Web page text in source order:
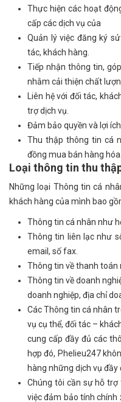
Thực hiện các hoạt
cấp các dịch vụ của
Quản lý việc đăng ký
tác, khách hàng.
Tiếp nhận thông tin,
nhằm cải thiện chất
Liên hệ với đối tác,
trợ dịch vụ.
Đảm bảo quyền và lợi
Thu thập thông tin cá
đồng mua bán hàng hóa.
Loại thông tin thu
Những loại Thông tin cá
khách hàng của mình bao
Thông tin cá nhân như
Thông tin liên lạc như
email, số fax.
Thông tin về thanh toán
Thông tin về doanh
doanh nghiệp, địa chỉ
Các Thông tin cá nhân
vụ cụ thể, đối tác –
cung cấp đầy đủ các
hợp đó, Phelieu247
hàng những dịch vụ đầy
Chúng tôi cần sự hỗ
việc đảm bảo tính chính